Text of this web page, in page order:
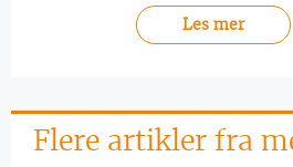
Les mer
Flere artikler fra